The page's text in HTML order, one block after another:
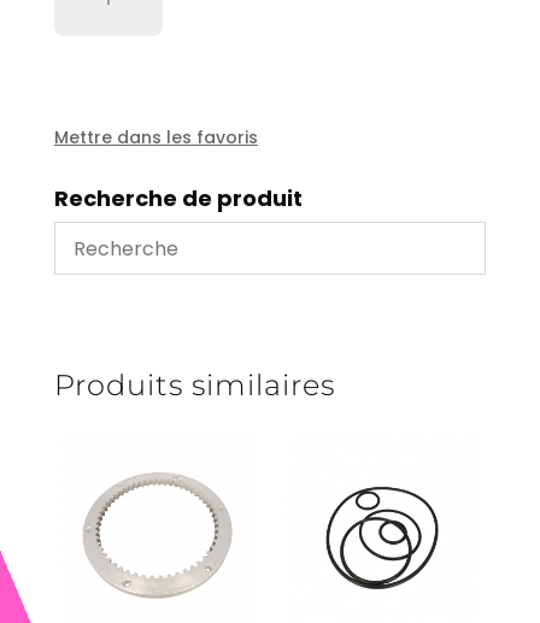
Mettre dans les favoris
Recherche de produit
Produits similaires